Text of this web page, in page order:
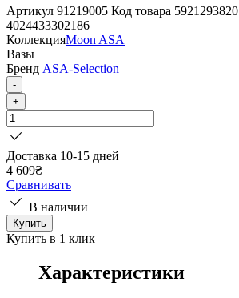
Артикул 91219005 Код товара 5921293820
4024433302186
КоллекцияMoon ASA
Вазы
Бренд ASA-Selection
-
+
Доставка 10-15 дней
4 609₴
Сравнивать
В наличии
Купить
Купить в 1 клик
Характеристики